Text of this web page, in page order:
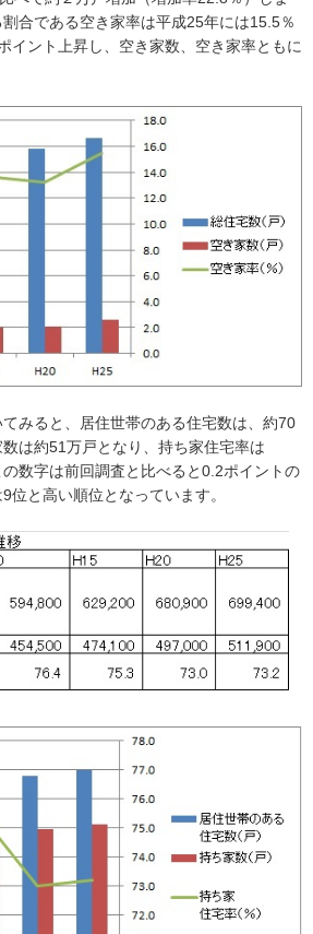
合である空き家率は平成25年には15.5％
イント上昇し、空き家数、空き家率ともに
みると、居住世帯のある住宅数は、約70
は約51万戸となり、持ち家住宅率は
数字は前回調査と比べると0.2ポイントの
位と高い順位となっています。